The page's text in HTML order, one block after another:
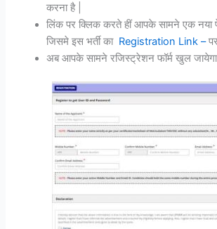
करना है |
लिंक पर क्लिक करते हीं आपके सामने एक नया
जिसमे इस भर्ती का Registration Link –
अब आपके सामने रजिस्ट्रेशन फॉर्म खुल जायेगा |